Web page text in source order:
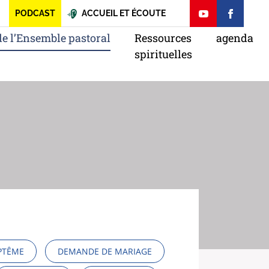
PODCAST ACCUEIL ET ÉCOUTE
l’Ensemble pastoral
Ressources
spirituelles
agenda
DEMANDE DE MARIAGE